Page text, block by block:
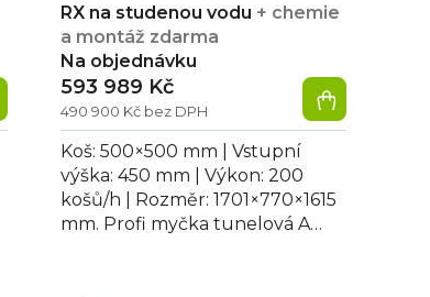
RX na studenou vodu + chemie
a montáž zdarma
Na objednávku
490 900 Kč bez DPH
593 989 Kč
Koš: 500×500 mm | Vstupní
výška: 450 mm | Výkon: 200
košů/h | Rozměr: 1701×770×1615
mm. Profi myčka tunelová A